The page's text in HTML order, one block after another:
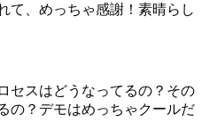
て、めっちゃ感謝！素晴らし
セスはどうなってるの？その
の？デモはめっちゃクールだ